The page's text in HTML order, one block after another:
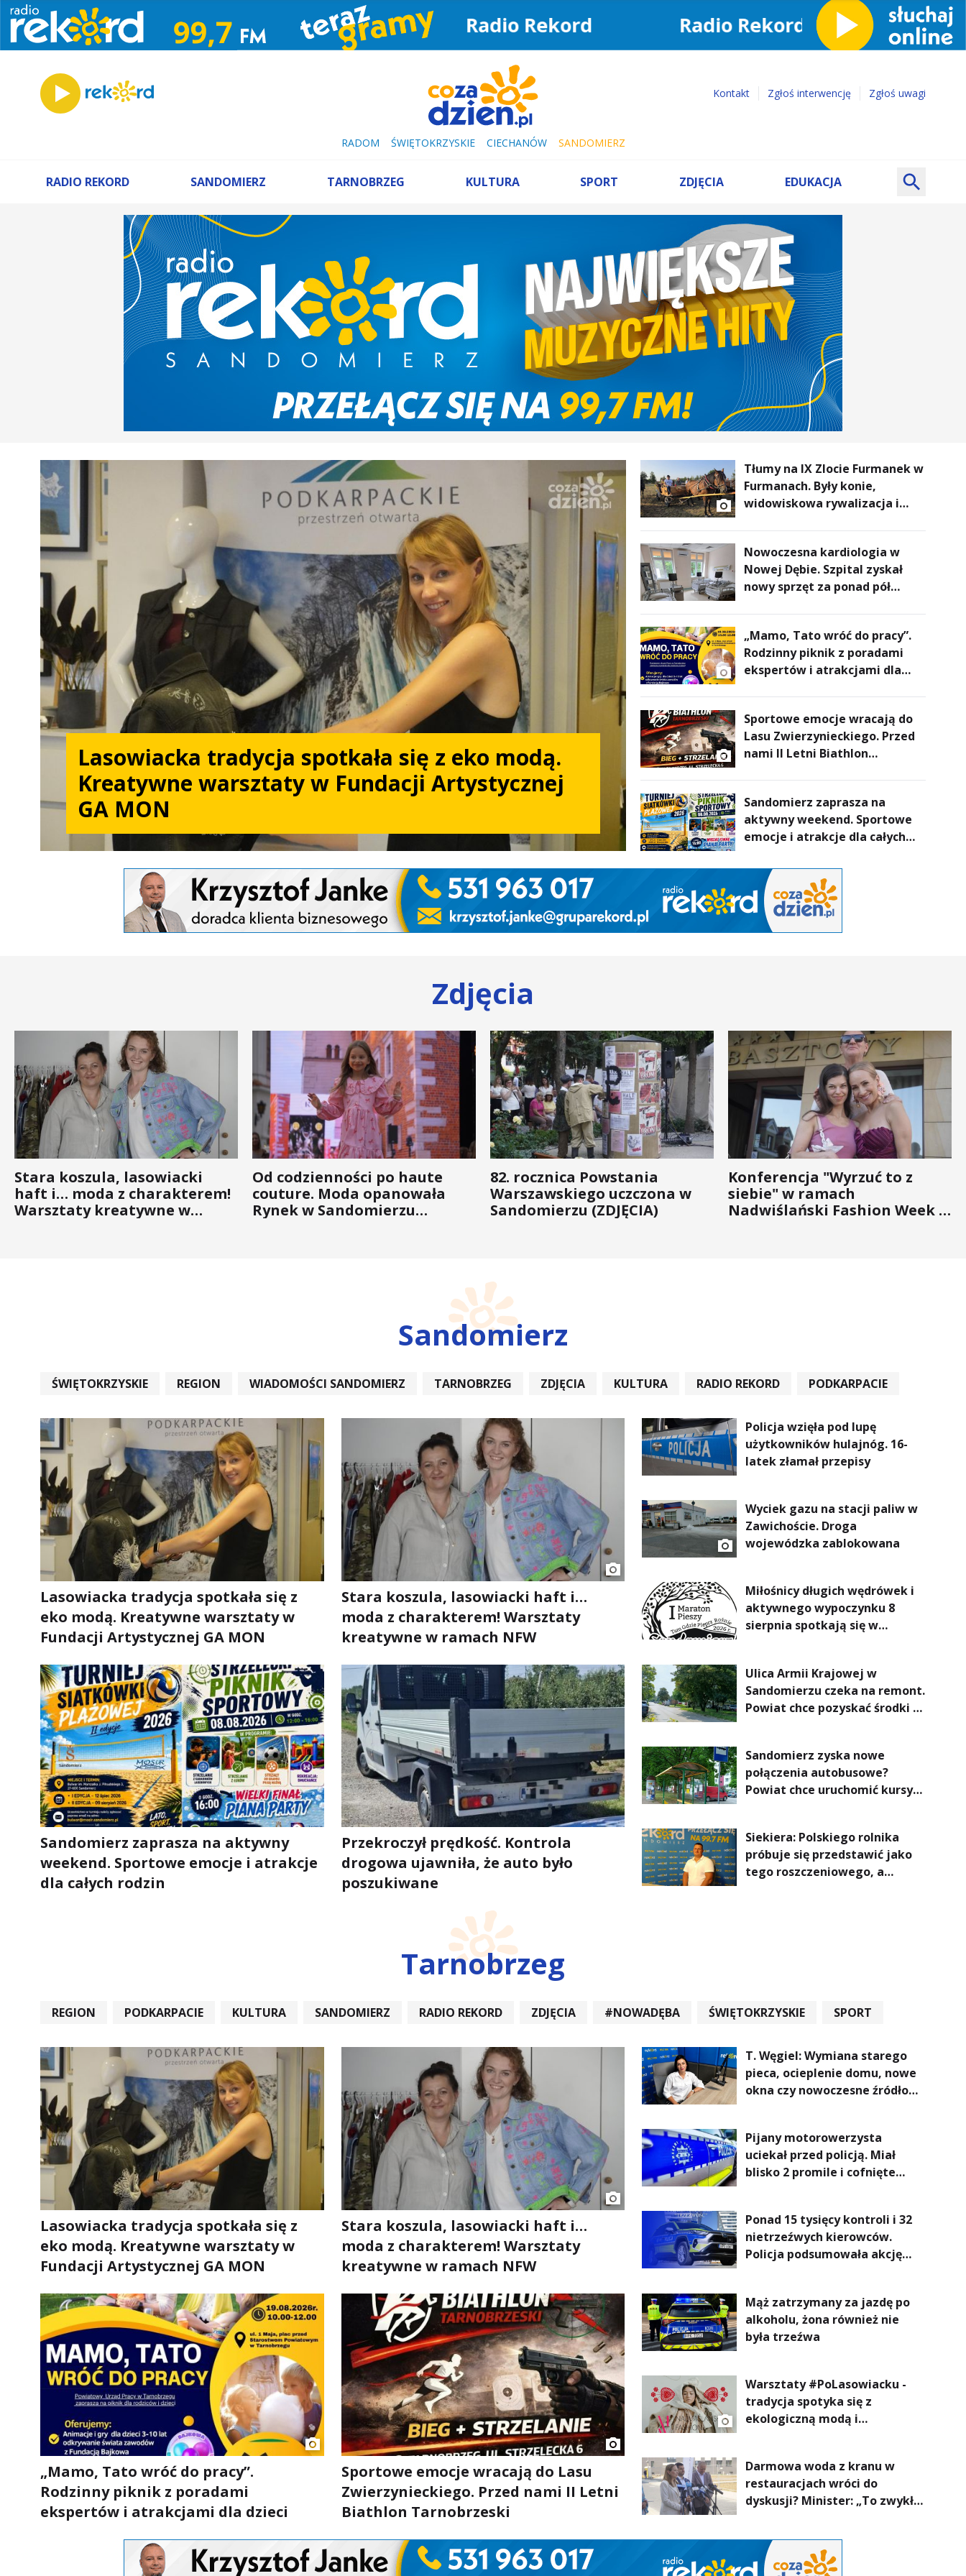
Radio Rekord
Kontakt Zgłoś interwencję Zgłoś uwagi
RADOM ŚWIĘTOKRZYSKIE CIECHANÓW SANDOMIERZ
RADIO REKORD SANDOMIERZ TARNOBRZEG KULTURA SPORT ZDJĘCIA EDUKACJA
Lasowiacka tradycja spotkała się z eko modą.
Kreatywne warsztaty w Fundacji Artystycznej
GA MON
Tłumy na IX Zlocie Furmanek w
Furmanach. Były konie,
widowiskowa rywalizacja i
Nowoczesna kardiologia w
Nowej Dębie. Szpital zyskał
nowy sprzęt za ponad pół
„Mamo, Tato wróć do pracy”.
Rodzinny piknik z poradami
ekspertów i atrakcjami dla
Sportowe emocje wracają do
Lasu Zwierzynieckiego. Przed
nami II Letni Biathlon
Sandomierz zaprasza na
aktywny weekend. Sportowe
emocje i atrakcje dla całych
Zdjęcia
Stara koszula, lasowiacki
haft i… moda z charakterem!
Warsztaty kreatywne w
Od codzienności po haute
couture. Moda opanowała
Rynek w Sandomierzu
82. rocznica Powstania
Warszawskiego uczczona w
Sandomierzu (ZDJĘCIA)
Konferencja "Wyrzuć to z
siebie" w ramach
Nadwiślański Fashion Week -
Sandomierz
ŚWIĘTOKRZYSKIE REGION WIADOMOŚCI SANDOMIERZ TARNOBRZEG ZDJĘCIA KULTURA RADIO REKORD
PODKARPACIE
Lasowiacka tradycja spotkała się z
eko modą. Kreatywne warsztaty w
Fundacji Artystycznej GA MON
Stara koszula, lasowiacki haft i…
moda z charakterem! Warsztaty
kreatywne w ramach NFW
Sandomierz zaprasza na aktywny
weekend. Sportowe emocje i atrakcje
dla całych rodzin
Przekroczył prędkość. Kontrola
drogowa ujawniła, że auto było
poszukiwane
Policja wzięła pod lupę
użytkowników hulajnóg. 16-
latek złamał przepisy
Wyciek gazu na stacji paliw w
Zawichoście. Droga
wojewódzka zablokowana
Miłośnicy długich wędrówek i
aktywnego wypoczynku 8
sierpnia spotkają się w
Rośnie”
Ulica Armii Krajowej w
Sandomierzu czeka na remont.
Powiat chce pozyskać środki z
Sandomierz zyska nowe
połączenia autobusowe?
Powiat chce uruchomić kursy
Siekiera: Polskiego rolnika
próbuje się przedstawić jako
tego roszczeniowego, a
Tarnobrzeg
REGION PODKARPACIE KULTURA SANDOMIERZ RADIO REKORD ZDJĘCIA #NOWADĘBA ŚWIĘTOKRZYSKIE
SPORT
Lasowiacka tradycja spotkała się z
eko modą. Kreatywne warsztaty w
Fundacji Artystycznej GA MON
Stara koszula, lasowiacki haft i…
moda z charakterem! Warsztaty
kreatywne w ramach NFW
„Mamo, Tato wróć do pracy”.
Rodzinny piknik z poradami
ekspertów i atrakcjami dla dzieci
Sportowe emocje wracają do Lasu
Zwierzynieckiego. Przed nami II Letni
Biathlon Tarnobrzeski
T. Węgiel: Wymiana starego
pieca, ocieplenie domu, nowe
okna czy nowoczesne źródło
komfort życia i... czystsze
powietrze
Pijany motorowerzysta
uciekał przed policją. Miał
blisko 2 promile i cofnięte
Ponad 15 tysięcy kontroli i 32
nietrzeźwych kierowców.
Policja podsumowała akcję
Mąż zatrzymany za jazdę po
alkoholu, żona również nie
była trzeźwa
Warsztaty #PoLasowiacku -
tradycja spotyka się z
ekologiczną modą i
Darmowa woda z kranu w
restauracjach wróci do
dyskusji? Minister: „To zwykła